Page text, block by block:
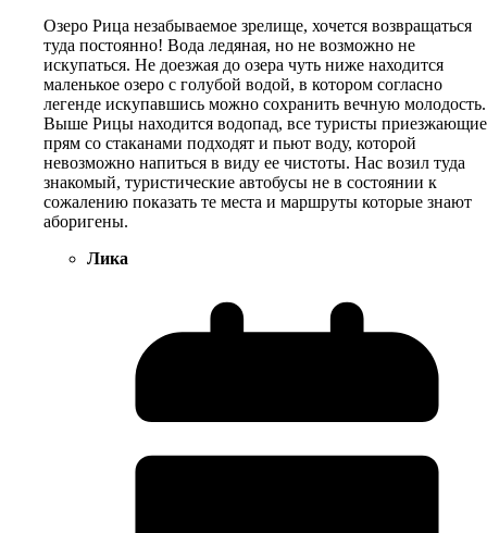
Озеро Рица незабываемое зрелище, хочется возвращаться
туда постоянно! Вода ледяная, но не возможно не
искупаться. Не доезжая до озера чуть ниже находится
маленькое озеро с голубой водой, в котором согласно
легенде искупавшись можно сохранить вечную молодость.
Выше Рицы находится водопад, все туристы приезжающие
прям со стаканами подходят и пьют воду, которой
невозможно напиться в виду ее чистоты. Нас возил туда
знакомый, туристические автобусы не в состоянии к
сожалению показать те места и маршруты которые знают
аборигены.
Лика